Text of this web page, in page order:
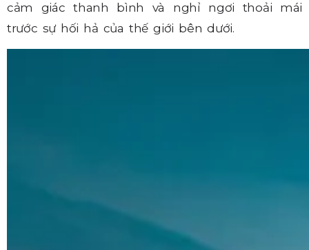
cảm giác thanh bình và nghỉ ngơi thoải mái
trước sự hối hả của thế giới bên dưới.